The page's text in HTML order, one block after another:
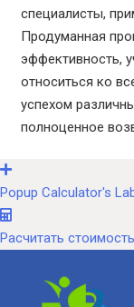
специалисты,
Продуманная
эффективность,
относиться ко
успехом
полноценное
Popup Calculator's
Расчитать